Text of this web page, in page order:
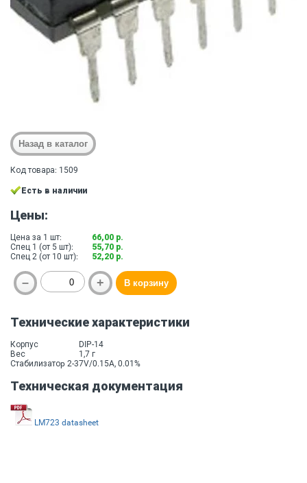
Код товара: 1509
Есть в наличии
Цены:
Цена за 1 шт:
66,00 р.
Спец 1 (от 5 шт):
55,70 р.
Спец 2 (от 10 шт):
52,20 р.
Технические характеристики
Корпус
DIP-14
Вес
1,7 г
Стабилизатоp 2-37V/0.15A, 0.01%
Техническая документация
LM723 datasheet